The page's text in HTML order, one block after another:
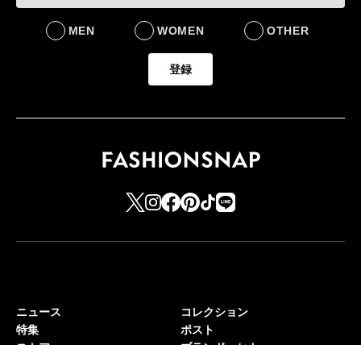
MEN WOMEN OTHER
登録
ニュース
特集
コレクション
ポスト